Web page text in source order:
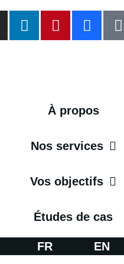
À propos
Nos services
Vos objectifs
Études de cas
FR EN